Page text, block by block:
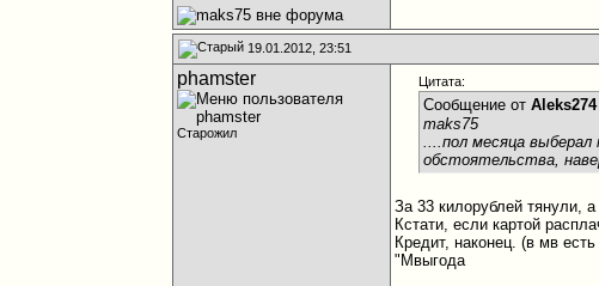
19.01.2012, 23:51
phamster
Старожил
Цитата:
Сообщение отAleks274
maks75
....пол месяца выберал
обстоятельства,
За 33 килорублей тянули,
Кстати, если картой
Кредит, наконец. (в мв
"Мвыгода